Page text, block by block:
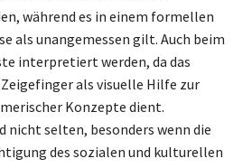
während es in einem formellen
als unangemessen gilt. Auch beim
interpretiert werden, da das
als visuelle Hilfe zur
Konzepte dient.
nicht selten, besonders wenn die
des sozialen und kulturellen